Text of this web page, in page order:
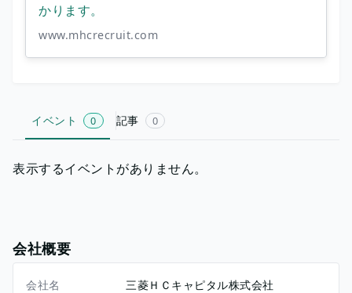
かります。
www.mhcrecruit.com
イベント 0 記事 0
表示するイベントがありません。
会社概要
会社名 三菱ＨＣキャピタル株式会社